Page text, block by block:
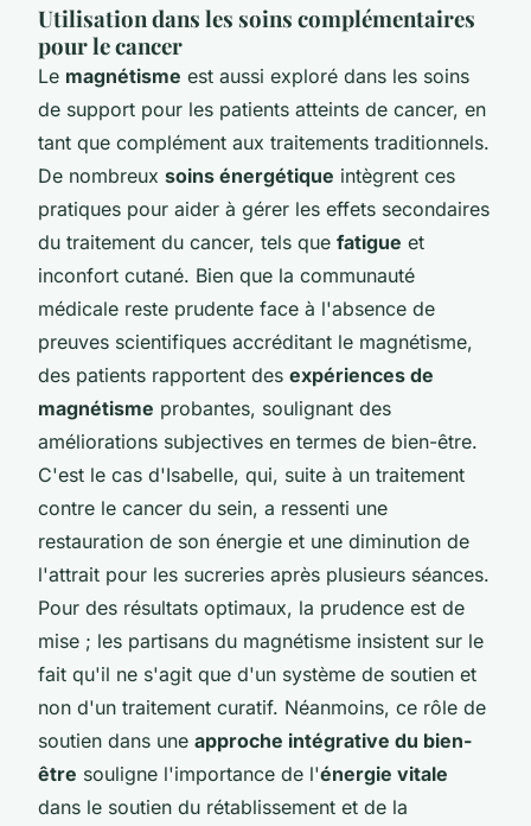
Utilisation dans les soins complémentaires
pour le cancer
Le magnétisme est aussi exploré dans les soins
de support pour les patients atteints de cancer, en
tant que complément aux traitements traditionnels.
De nombreux soins énergétique intègrent ces
pratiques pour aider à gérer les effets secondaires
du traitement du cancer, tels que fatigue et
inconfort cutané. Bien que la communauté
médicale reste prudente face à l'absence de
preuves scientifiques accréditant le magnétisme,
des patients rapportent des expériences de
magnétisme probantes, soulignant des
améliorations subjectives en termes de bien-être.
C'est le cas d'Isabelle, qui, suite à un traitement
contre le cancer du sein, a ressenti une
restauration de son énergie et une diminution de
l'attrait pour les sucreries après plusieurs séances.
Pour des résultats optimaux, la prudence est de
mise ; les partisans du magnétisme insistent sur le
fait qu'il ne s'agit que d'un système de soutien et
non d'un traitement curatif. Néanmoins, ce rôle de
soutien dans une approche intégrative du bien-
être souligne l'importance de l'énergie vitale
dans le soutien du rétablissement et de la